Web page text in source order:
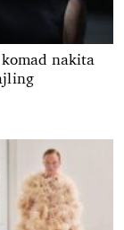
nakita